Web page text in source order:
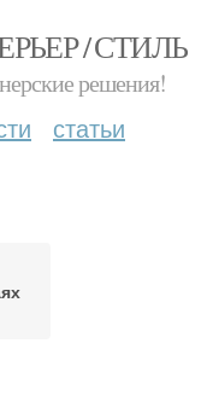
/ СТИЛЬ
решения!
статьи